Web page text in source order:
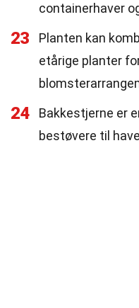
containerhaver
23
Planten kan
etårige planter
24
Bakkestjerne er
bestøvere til